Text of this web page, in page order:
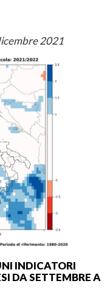
2021
INDICATORI
DA SETTEMBRE A